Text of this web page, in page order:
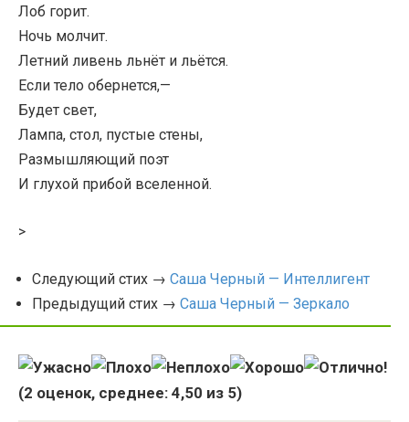
Лоб горит.
Ночь молчит.
Летний ливень льнёт и льётся.
Если тело обернется,—
Будет свет,
Лампа, стол, пустые стены,
Размышляющий поэт
И глухой прибой вселенной.
>
Следующий стих → Саша Черный — Интеллигент
Предыдущий стих → Саша Черный — Зеркало
(2 оценок, среднее: 4,50 из 5)